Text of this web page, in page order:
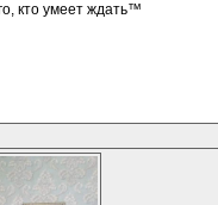
кто умеет ждать™